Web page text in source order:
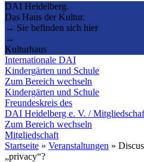
DAI Heidelberg.
Das Haus der Kultur.
→ Sie befinden sich hier
→
Kulturhaus
Internationale DAI
Kindergärten und Schule
Zum Bereich wechseln
Kindergärten und Schule
Freundeskreis des
DAI Heidelberg e. V. /
Zum Bereich wechseln
Mitgliedschaft
Startseite » Veranstaltungen »
„privacy“?